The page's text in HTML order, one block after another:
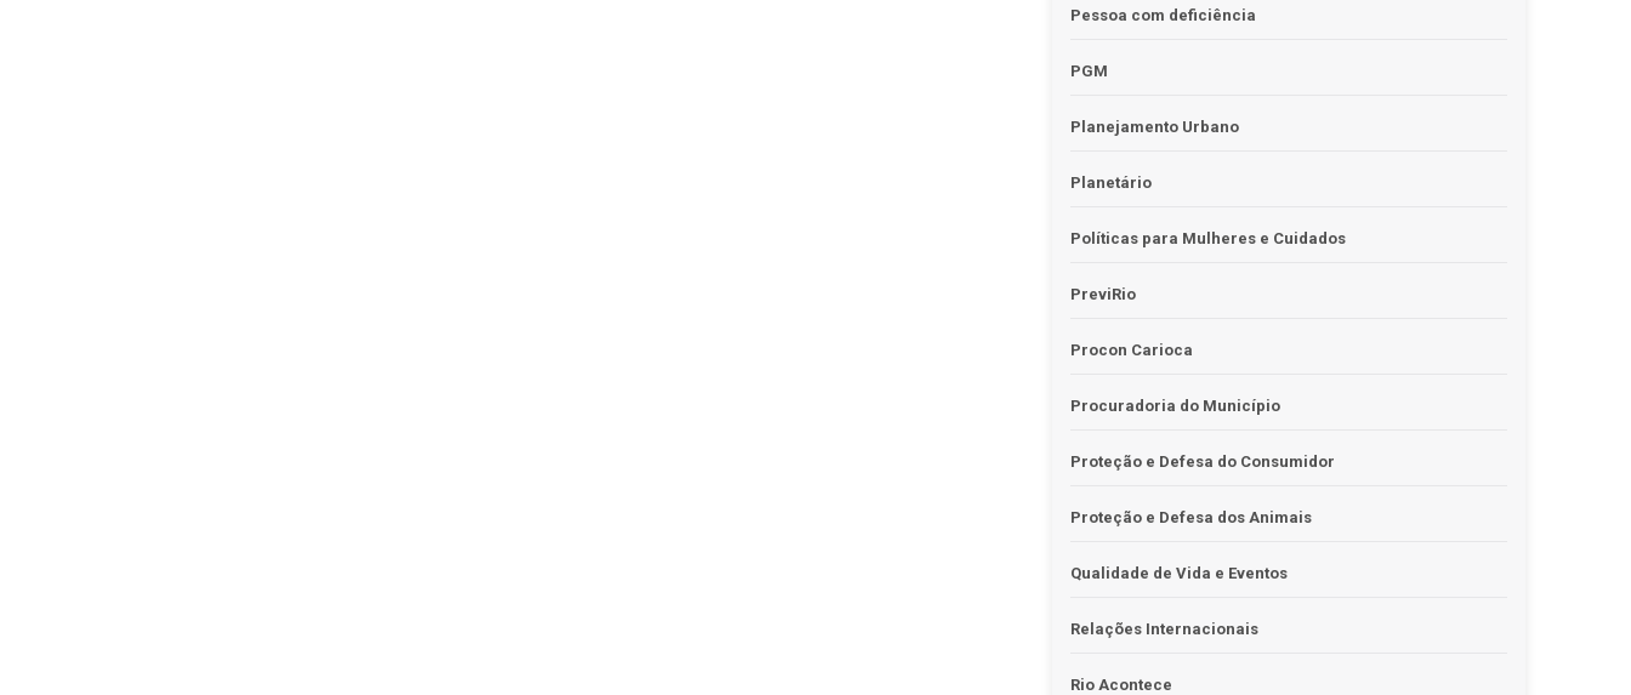
Pessoa com deficiência
PGM
Planejamento Urbano
Planetário
Políticas para Mulheres e Cuidados
PreviRio
Procon Carioca
Procuradoria do Município
Proteção e Defesa do Consumidor
Proteção e Defesa dos Animais
Qualidade de Vida e Eventos
Relações Internacionais
Rio Acontece